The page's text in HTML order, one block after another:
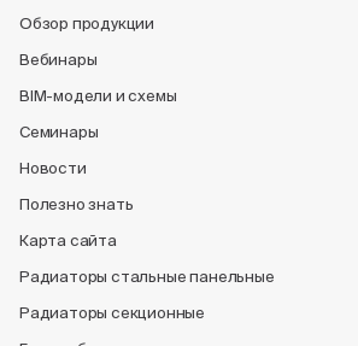
Обзор продукции
Вебинары
BIM-модели и схемы
Семинары
Новости
Полезно знать
Карта сайта
Радиаторы стальные панельные
Радиаторы секционные